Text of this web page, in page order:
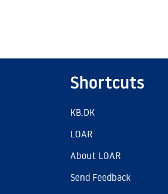
Shortcuts
KB.DK
LOAR
About LOAR
Send Feedback